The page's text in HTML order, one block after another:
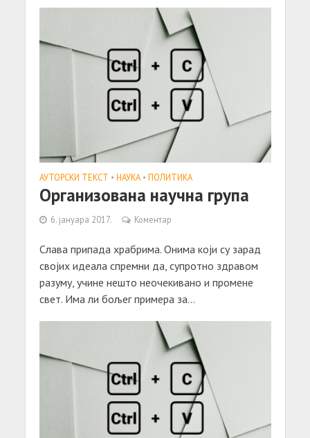
АУТОРСКИ ТЕКСТ • НАУКА • ПОЛИТИКА
Организована научна група
6. јануара 2017. Коментар
Слава припада храбрима. Онима који су зарад
својих идеала спремни да, супротно здравом
разуму, учине нешто неочекивано и промене
свет. Има ли бољег примера за...